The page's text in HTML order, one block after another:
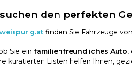
den perfekten
finden Sie Fahrzeuge
Sie ein familienfreundliches Auto,
kuratierten Listen helfen Ihnen,